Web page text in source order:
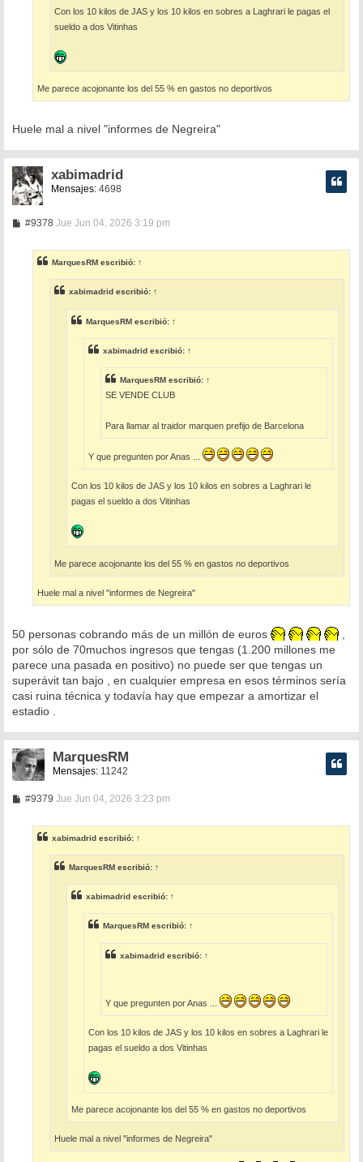
Con los 10 kilos de JAS y los 10 kilos en sobres a Laghrari le pagas el
sueldo a dos Vitinhas
Me parece acojonante los del 55 % en gastos no deportivos
Huele mal a nivel "informes de Negreira"
xabimadrid
Mensajes:4698
#9378M
a
j
e
Jue Jun 04, 2026 3:19 pm
MarquesRM escribió: ↑
xabimadrid escribió: ↑
MarquesRM escribió: ↑
xabimadrid escribió: ↑
MarquesRM escribió: ↑
SE VENDE CLUB
Para llamar al traidor marquen prefijo de Barcelona
Y que pregunten por Anas ...
Con los 10 kilos de JAS y los 10 kilos en sobres a Laghrari le
pagas el sueldo a dos Vitinhas
Me parece acojonante los del 55 % en gastos no deportivos
Huele mal a nivel "informes de Negreira"
50 personas cobrando más de un millón de euros
por sólo de 70muchos ingresos que tengas (1.200 millones me
parece una pasada en positivo) no puede ser que tengas un
superávit tan bajo , en cualquier empresa en esos términos sería
casi ruina técnica y todavía hay que empezar a amortizar el
estadio .
MarquesRM
Mensajes: 11242
#9379M
a
j
e
Jue Jun 04, 2026 3:23 pm
xabimadrid escribió: ↑
MarquesRM escribió: ↑
xabimadrid escribió: ↑
MarquesRM escribió: ↑
xabimadrid escribió: ↑
Y que pregunten por Anas ...
Con los 10 kilos de JAS y los 10 kilos en sobres a Laghrari le
pagas el sueldo a dos Vitinhas
Me parece acojonante los del 55 % en gastos no deportivos
Huele mal a nivel "informes de Negreira"